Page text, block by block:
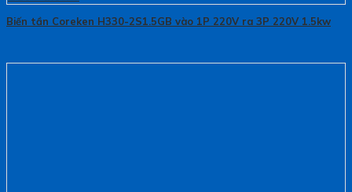
Biến tần Coreken H330-2S1.5GB vào 1P 220V ra 3P 220V 1.5kw